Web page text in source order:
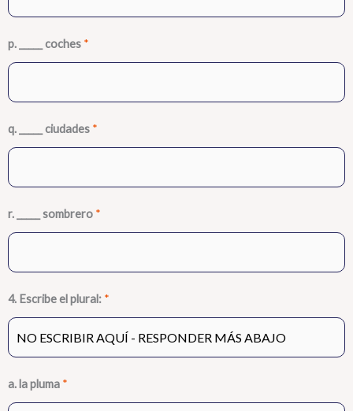
p. _____ coches *
q. _____ ciudades *
r. _____ sombrero *
4. Escribe el plural: *
a. la pluma *